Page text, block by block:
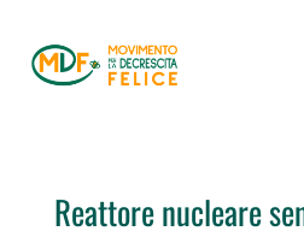
Reattore nucleare